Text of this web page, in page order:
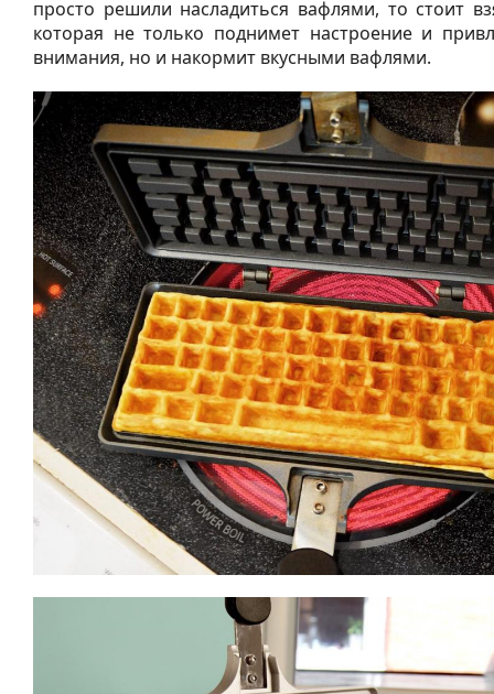
просто решили насладиться вафлями, то стоит
которая не только поднимет настроение и
внимания, но и накормит вкусными вафлями.